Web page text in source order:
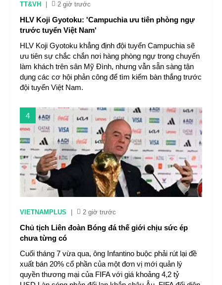
TT&VH 2 giờ trước
HLV Koji Gyotoku: 'Campuchia ưu tiên phòng ngự
trước tuyển Việt Nam'
HLV Koji Gyotoku khẳng định đội tuyển Campuchia sẽ
ưu tiên sự chắc chắn nơi hàng phòng ngự trong chuyến
làm khách trên sân Mỹ Đình, nhưng vẫn sẵn sàng tận
dụng các cơ hội phản công để tìm kiếm bàn thắng trước
đội tuyển Việt Nam.
4
VIETNAMPLUS 2 giờ trước
Chủ tịch Liên đoàn Bóng đá thế giới chịu sức ép
chưa từng có
Cuối tháng 7 vừa qua, ông Infantino buộc phải rút lại đề
xuất bán 20% cổ phần của một đơn vị mới quản lý
quyền thương mại của FIFA với giá khoảng 4,2 tỷ